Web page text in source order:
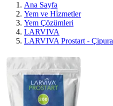
Ana Sayfa
Yem ve Hi̇zmetler
Yem Çözümleri
LARVIVA
LARVIVA Prostart - Çipura